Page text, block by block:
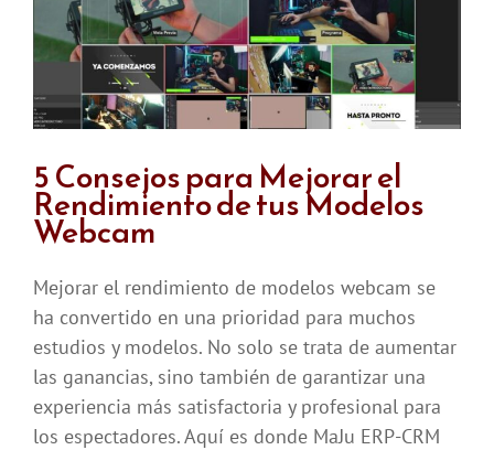
Trabajo
de
Modelo
5 Consejos para Mejorar el
Rendimiento de tus Modelos
Webcam
Mejorar el rendimiento de modelos webcam se
ha convertido en una prioridad para muchos
estudios y modelos. No solo se trata de aumentar
las ganancias, sino también de garantizar una
experiencia más satisfactoria y profesional para
los espectadores. Aquí es donde MaJu ERP-CRM